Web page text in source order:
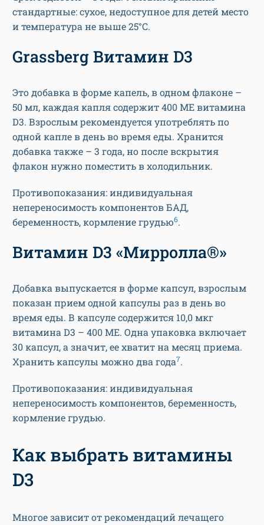
стандартные: сухое, недоступное для детей место
и температура не выше 25°С.
Grassberg Витамин D3
Это добавка в форме капель, в одном флаконе –
50 мл, каждая капля содержит 400 МЕ витамина
D3. Взрослым рекомендуется употреблять по
одной капле в день во время еды. Хранится
добавка также – 3 года, но после вскрытия
флакон нужно поместить в холодильник.
Противопоказания: индивидуальная
непереносимость компонентов БАД,
беременность, кормление грудью6.
Витамин D3 «Мирролла®»
Добавка выпускается в форме капсул, взрослым
показан прием одной капсулы раз в день во
время еды. В капсуле содержится 10,0 мкг
витамина D3 – 400 МЕ. Одна упаковка включает
30 капсул, а значит, ее хватит на месяц приема.
Хранить капсулы можно два года7.
Противопоказания: индивидуальная
непереносимость компонентов, беременность,
кормление грудью.
Как выбрать витамины
D3
Многое зависит от рекомендаций лечащего